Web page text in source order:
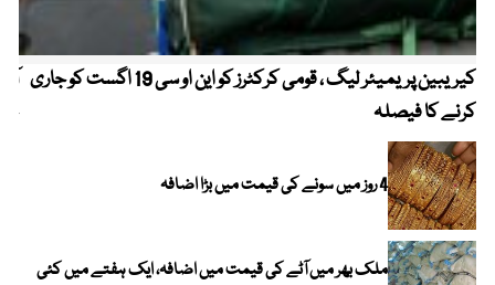
کیریبین پریمیئر لیگ ، قومی کرکٹرز کو این او سی 19 اگست کو جاری
کرنے کا فیصلہ
4 روز میں سونے کی قیمت میں بڑا اضافہ
ملک بھر میں آٹے کی قیمت میں اضافہ، ایک ہفتے میں کئی